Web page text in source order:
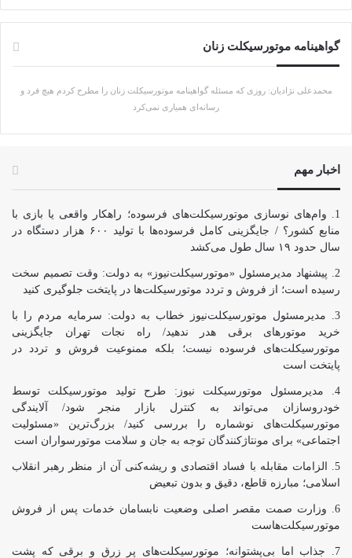
گواهینامه موتورسیکلت زنان
محمدعلی نژادیان: روزی که مسئله گواهینامه موتورسیکلت زنان را مطرح کردم هیچ فرد و
رسانه‌ای همیاری نمی‌کرد
اخبار مهم
وام‌های نوسازی موتورسیکلت‌های فرسوده؛ راهکار واقعی یا بازی با
منابع کشور؟ / جایگزینی کامل فرسوده‌ها با تولید ۶۰۰ هزار دستگاه در
سال حدود ۱۹ سال طول می‌کشد
پیشنهاد مدیرمسئول «موتورسیکلت‌نیوز» به دولت: وقت تصمیم سخت
رسیده است؛ از فروش و تردد موتورسیکلت‌ها در پایتخت جلوگیری کنید
مدیرمسئول موتورسیکلت‌نیوز خطاب به دولت: سرمایه مردم را با
خرید موتورهای برقی هدر ندهید/ راه نجات تهران جایگزینی
موتورسیکلت‌های فرسوده نیست؛ بلکه ممنوعیت فروش و تردد در
پایتخت است
مدیرمسئول موتورسیکلت نیوز: طرح تولید موتورسیکلت توسط
خودروسازان می‌تواند به کنترل بازار منجر شود/ آلایندگی
موتورسیکلت‌های نوشماره را بررسی کنید/ بزرگ‌ترین «مسئولیت
اجتماعی» برای مونتاژکنندگان توجه به جان و سلامت موتورسواران است
الزامات مقابله با فساد اقتصادی و ریشه‌کنی آن از منظر رهبر انقلاب
اسلامی؛ مبارزه قاطع، دقیق و بدون تبعیض
وزارت صمت مقصر اصلی وضعیت نابسامان خدمات پس از فروش
موتورسیکلت‌هاست
جذاب اما بی‌پشتوانه؛ موتورسیکلت‌های پر زرق‌ و برقی که پشت